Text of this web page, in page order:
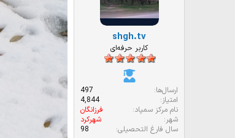
ت
:
shgh.tv
کاربر حرفه‌ای
ارسال‌ها
497
امتیاز
4,844
نام مرکز سمپاد
فرزانگان
شهر
شهرکرد
سال فارغ التحصیلی
98